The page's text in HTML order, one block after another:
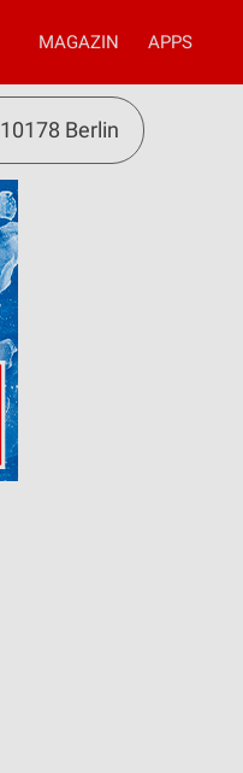
MAGAZIN APPS
10178 Berlin